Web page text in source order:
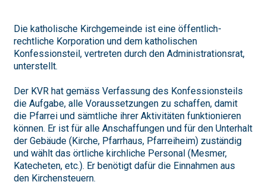
Die katholische Kirchgemeinde ist eine öffentlich-
rechtliche Korporation und dem katholischen
Konfessionsteil, vertreten durch den Administrationsrat,
unterstellt.
Der KVR hat gemäss Verfassung des Konfessionsteils
die Aufgabe, alle Voraussetzungen zu schaffen, damit
die Pfarrei und sämtliche ihrer Aktivitäten funktionieren
können. Er ist für alle Anschaffungen und für den Unterhalt
der Gebäude (Kirche, Pfarrhaus, Pfarreiheim) zuständig
und wählt das örtliche kirchliche Personal (Mesmer,
Katecheten, etc.). Er benötigt dafür die Einnahmen aus
den Kirchensteuern.